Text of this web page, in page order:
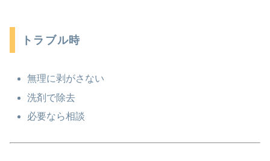
トラブル時
無理に剥がさない
洗剤で除去
必要なら相談